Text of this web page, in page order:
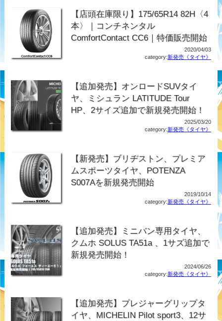
【店頭在庫限り】175/65R14 82H〈4
本〉｜コンチネンタル
ComfortContact CC6｜特価販売開始
2020/04/03
category:新発売《タイヤ》
【追加発売】オンロードSUVタイ
ヤ、ミシュラン LATITUDE Tour
HP、2サイズ追加で新規発売開始！
2025/03/20
category:新発売《タイヤ》
【新発売】ブリヂストン、プレミア
ムスポーツタイヤ、POTENZA
S007Aを新規発売開始
2019/10/14
category:新発売《タイヤ》
【追加発売】ミニバン専用タイヤ、
クムホ SOLUS TA51a 、1サズ追加で
新規発売開始！
2024/06/26
category:新発売《タイヤ》
【追加発売】プレジャーグリップタ
イヤ、MICHELIN Pilot sport3、12サ